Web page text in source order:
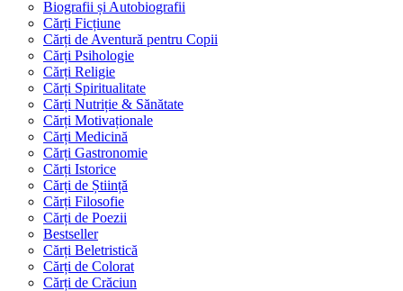
Biografii și Autobiografii
Cărți Ficțiune
Cărți de Aventură pentru Copii
Cărți Psihologie
Cărți Religie
Cărți Spiritualitate
Cărți Nutriție & Sănătate
Cărți Motivaționale
Cărți Medicină
Cărți Gastronomie
Cărți Istorice
Cărți de Știință
Cărți Filosofie
Cărți de Poezii
Bestseller
Cărți Beletristică
Cărți de Colorat
Cărți de Crăciun